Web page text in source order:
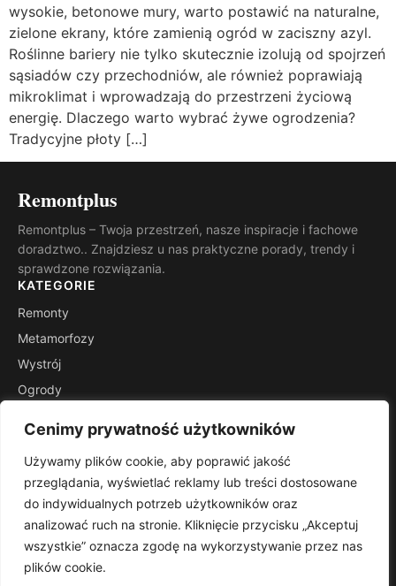
Cenimy prywatność użytkowników
Używamy plików cookie, aby poprawić jakość
przeglądania, wyświetlać reklamy lub treści dostosowane
do indywidualnych potrzeb użytkowników oraz
analizować ruch na stronie. Kliknięcie przycisku „Akceptuj
wszystkie” oznacza zgodę na wykorzystywanie przez nas
plików cookie.
wysokie, betonowe mury, warto postawić na naturalne,
zielone ekrany, które zamienią ogród w zaciszny azyl.
Roślinne bariery nie tylko skutecznie izolują od spojrzeń
sąsiadów czy przechodniów, ale również poprawiają
mikroklimat i wprowadzają do przestrzeni życiową
energię. Dlaczego warto wybrać żywe ogrodzenia?
Tradycyjne płoty […]
Remontplus
Remontplus – Twoja przestrzeń, nasze inspiracje i fachowe
doradztwo.. Znajdziesz u nas praktyczne porady, trendy i
sprawdzone rozwiązania.
KATEGORIE
Remonty
Metamorfozy
Wystrój
Ogrody
Inspiracje
INFORMACJE
Kontakt
Mapa witryny
Polityka prywatności
RSS